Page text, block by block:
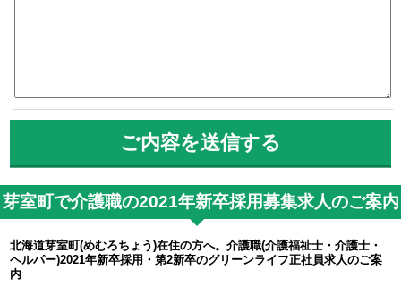
芽室町で介護職の2021年新卒採用募集求人のご案内
北海道芽室町(めむろちょう)在住の方へ。介護職(介護福祉士・介護士・
ヘルパー)2021年新卒採用・第2新卒のグリーンライフ正社員求人のご案
内